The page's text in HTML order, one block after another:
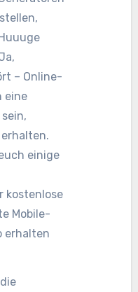
– Online-
eine
einige
kostenlose
Mobile-
erhalten